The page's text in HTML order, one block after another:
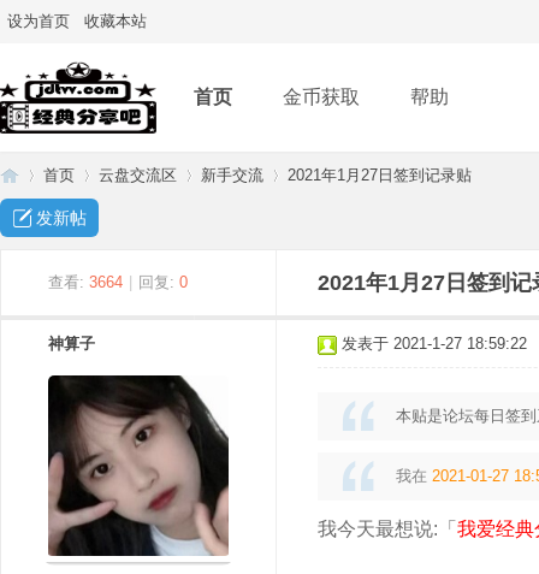
设为首页 收藏本站
首页 金币获取 帮助
首页
›
云盘交流区
›
新手交流 2021年1月27日签到记录贴
发新帖
查看: 3664 回复: 0 2021年1月27日签到记
神算子 发表于 2021-1-27 18:59:22
本贴是论坛每日签
我在 2021-01-27
我今天最想说:「 我爱经典